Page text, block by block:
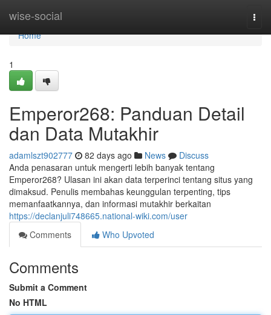
wise-social
Home
Home
1
Emperor268: Panduan Detail
dan Data Mutakhir
adamlszt902777 82 days ago News
Discuss
Anda penasaran untuk mengerti lebih banyak tentang
Emperor268? Ulasan ini akan data terperinci tentang situs yang
dimaksud. Penulis membahas keunggulan terpenting, tips
memanfaatkannya, dan informasi mutakhir berkaitan
https://declanjuli748665.national-wiki.com/user
Comments
Who Upvoted
Comments
Submit a Comment
No HTML